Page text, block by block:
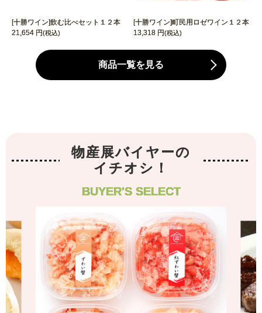
[十勝ワイン]飲む比べセット１２本
21,654 円(税込)
[十勝ワイン]町民用ロゼワイン１２本
13,318 円(税込)
商品一覧を見る
物産展バイヤーの
イチオシ！
BUYER'S SELECT